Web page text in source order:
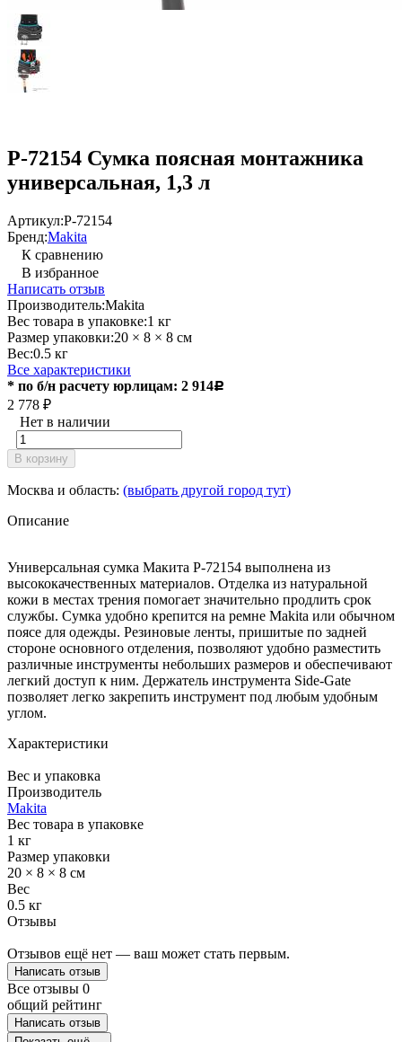
P-72154 Сумка поясная монтажника
универсальная, 1,3 л
Артикул:P-72154
Бренд:Makita
К сравнению
В избранное
Написать отзыв
Производитель:Makita
Вес товара в упаковке:1 кг
Размер упаковки:20 × 8 × 8 см
Вес:0.5 кг
Все характеристики
* по б/н расчету юрлицам: 2 914Р
2 778 ₽
Нет в наличии
В корзину
Москва и область: (выбрать другой город тут)
Описание
Универсальная сумка Макита P-72154 выполнена из
высококачественных материалов. Отделка из натуральной
кожи в местах трения помогает значительно продлить срок
службы. Сумка удобно крепится на ремне Makita или обычном
поясе для одежды. Резиновые ленты, пришитые по задней
стороне основного отделения, позволяют удобно разместить
различные инструменты небольших размеров и обеспечивают
легкий доступ к ним. Держатель инструмента Side-Gate
позволяет легко закрепить инструмент под любым удобным
углом.
Характеристики
Вес и упаковка
Производитель
Makita
Вес товара в упаковке
1 кг
Размер упаковки
20 × 8 × 8 см
Вес
0.5 кг
Отзывы
Отзывов ещё нет — ваш может стать первым.
Написать отзыв
Все отзывы 0
общий рейтинг
Написать отзыв